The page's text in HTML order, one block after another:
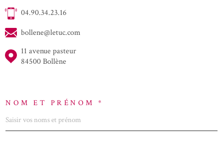
04.90.34.23.16
bollene@letuc.com
11 avenue pasteur
84500 Bollène
NOM ET PRÉNOM *